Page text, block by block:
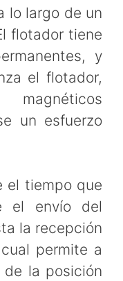
lo largo de un
flotador tiene
y
el flotador,
un esfuerzo
el tiempo que
el envío del
la recepción
permite a
la posición